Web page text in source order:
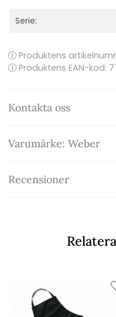
Serie:
Produktens
Produktens EAN-kod:
Kontakta oss
Varumärke: Weber
Recensioner